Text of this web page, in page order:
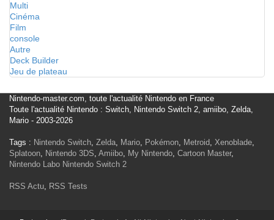
Multi
Cinéma
Film
console
Autre
Deck Builder
Jeu de plateau
Nintendo-master.com, toute l'actualité Nintendo en France
Toute l'actualité Nintendo : Switch, Nintendo Switch 2, amiibo, Zelda,
Mario - 2003-2026
Tags : Nintendo Switch, Zelda, Mario, Pokémon, Metroid, Xenoblade,
Splatoon, Nintendo 3DS, Amiibo, My Nintendo, Cartoon Master,
Nintendo Labo Nintendo Switch 2
RSS Actu, RSS Tests